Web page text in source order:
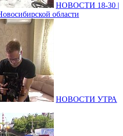
НОВОСТИ 18-30 |
области
НОВОСТИ УТРА